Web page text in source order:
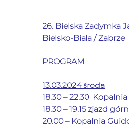
26. Bielska Zadymka
Bielsko-Biała / Zabrze
PROGRAM
13.03.2024 środa
18.30 – 22.30
18.30 – 19.15 zjazd
20.00 – Kopalnia